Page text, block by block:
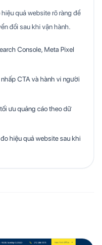
quả website rõ ràng để
đổi sau khi vận hành.
Console, Meta Pixel
CTA và hành vi người
ưu quảng cáo theo dữ
hiệu quả website sau khi